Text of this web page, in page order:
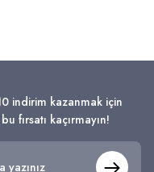
indirim kazanmak için
fırsatı kaçırmayın!